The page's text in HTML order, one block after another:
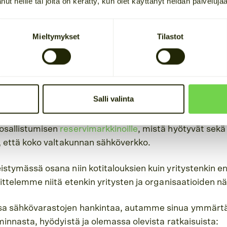
Mieltymykset Tilastot
Salli valinta
(englanniksi Battery Energy Storage System
tarpeen mukaan. Järjestelmän avulla voidaan
energiaa, varautua sähkökatkoihin ja
huippuhetkien tehopiikkejä ja tukea valtakunnan
sähkön hinnanheilahteluiden hyödyntämisen,
ja vastaavasti latausta puretaan kalliina
näin varautumaan sähkökatkoksiin.
reservimarkkinoille, mistä hyötyvät
koko valtakunnan sähköverkko.
osana niin kotitalouksien kuin yritystenkin
niitä etenkin yritysten ja organisaatioiden
sähkövarastojen hankintaa, autamme sinua
hyödyistä ja olemassa olevista ratkaisuista: